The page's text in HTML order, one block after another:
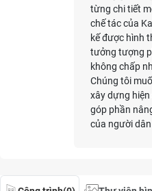
Tĩnh,
Huế, Đà
Bình
Thuận,
Lắk, Đắk
Ninh,
Tàu, Hồ
Tre, Trà
Giang,
từng chi tiết
chế tác của
kế được hình
tưởng tượng
không chấp
Chúng tôi
xây dựng
góp phần
của người